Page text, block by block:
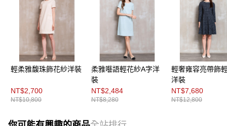
輕柔雅馥珠飾花紗洋裝
NT$2,700
NT$10,800
柔雅囈語輕花紗A字洋
裝
NT$2,484
NT$8,280
輕奢雍容亮帶飾
洋裝
NT$7,680
NT$12,800